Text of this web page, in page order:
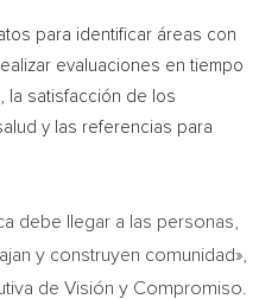
para identificar áreas con
evaluaciones en tiempo
la satisfacción de los
y las referencias para
debe llegar a las personas,
y construyen comunidad»,
de Visión y Compromiso.